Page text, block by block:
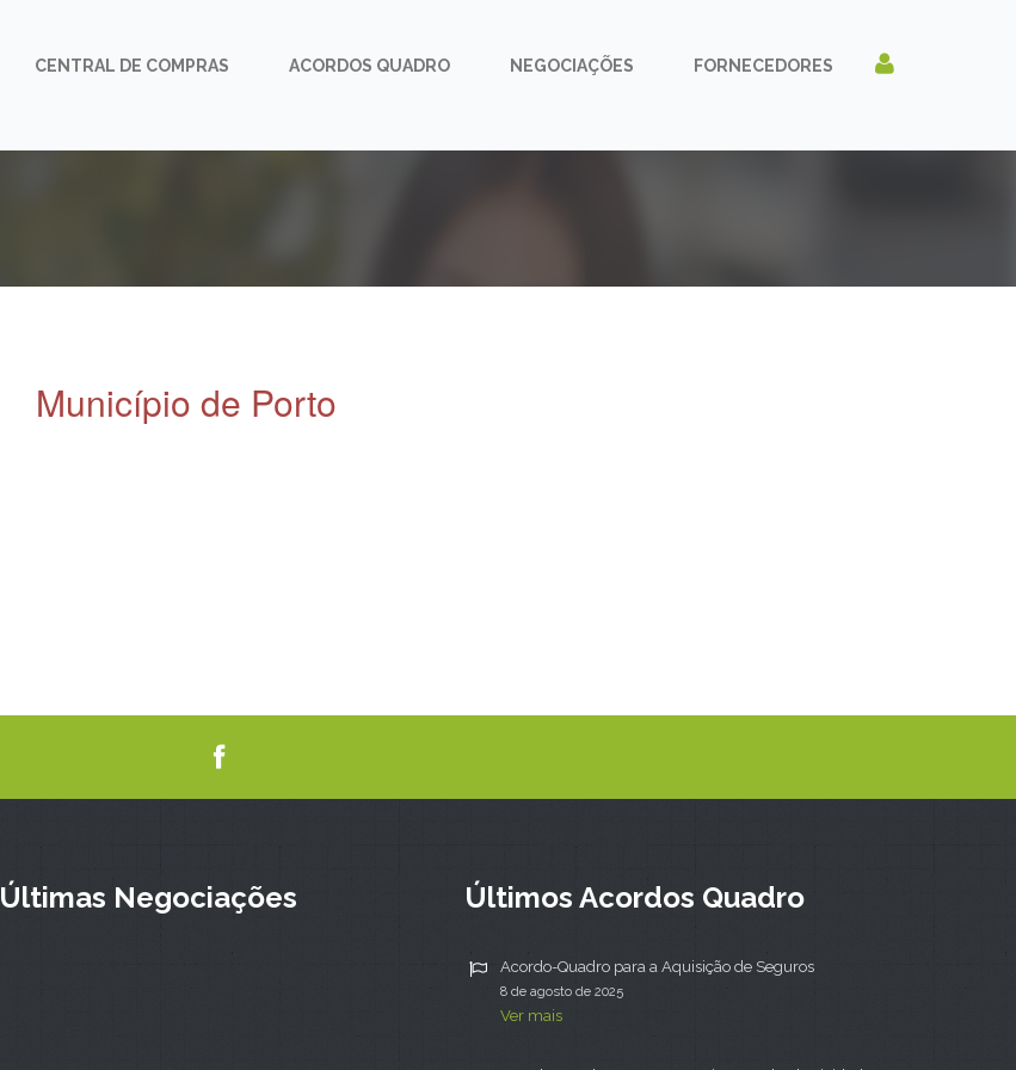
CENTRAL DE COMPRAS ACORDOS QUADRO NEGOCIAÇÕES FORNECEDORES
Município de Porto
Últimas Negociações Últimos Acordos Quadro
Acordo-Quadro para a Aquisição de Seguros
8 de agosto de 2025
Ver mais